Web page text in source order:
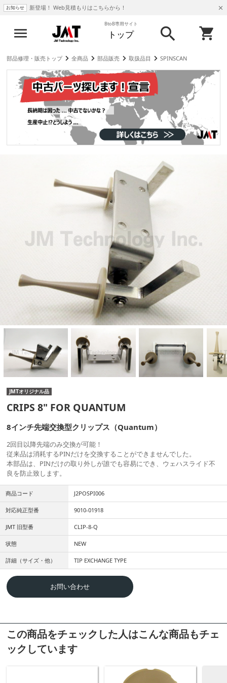
お知らせ 新登場！ Web見積もりはこちらから！
BtoB専用サイト
トップ
部品修理・販売トップ 全商品 部品販売 取扱品目 SPINSCAN
JMTオリジナル品
CRIPS 8" FOR QUANTUM
8インチ先端交換型クリップス（Quantum）
2回目以降先端のみ交換が可能！
従来品は消耗するPINだけを交換することができませんでした。
本部品は、PINだけの取り外しが誰でも容易にでき、ウェハスライド不
良を防止致します。
商品コード J2POSPI006
対応純正型番 9010-01918
JMT 旧型番 CLIP-8-Q
状態 NEW
詳細（サイズ・他） TIP EXCHANGE TYPE
お問い合わせ
この商品をチェックした人はこんな商品もチェ
ックしています